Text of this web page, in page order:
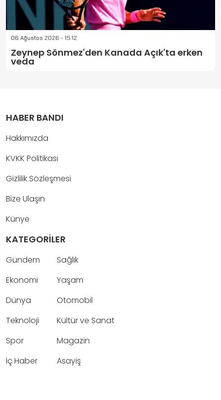
06 Ağustos 2026 - 15:12
Zeynep Sönmez'den Kanada Açık'ta erken
veda
HABER BANDI
Hakkımızda
KVKK Politikası
Gizlilik Sözleşmesi
Bize Ulaşın
Künye
KATEGORİLER
Gündem
Ekonomi
Dünya
Teknoloji
Spor
İç Haber
Sağlık
Yaşam
Otomobil
Kültür ve Sanat
Magazin
Asayiş